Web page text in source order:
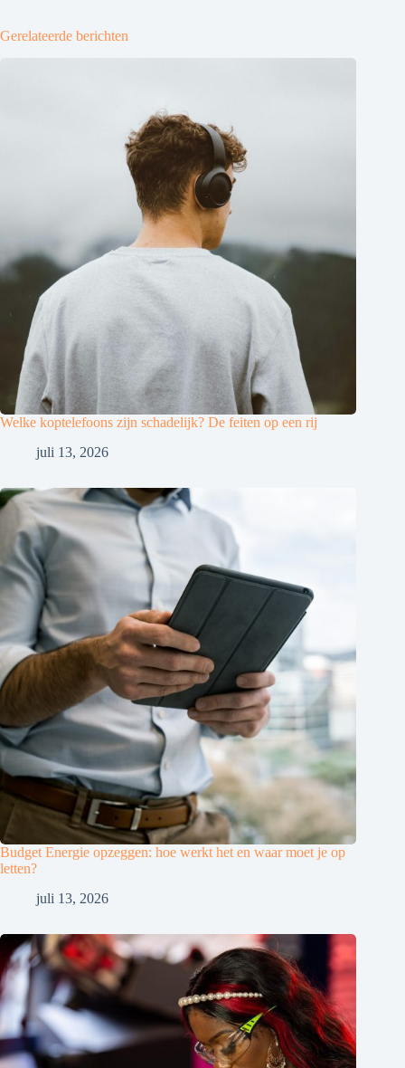
Gerelateerde berichten
Welke koptelefoons zijn schadelijk? De feiten op een rij
juli 13, 2026
Budget Energie opzeggen: hoe werkt het en waar moet je op
letten?
juli 13, 2026